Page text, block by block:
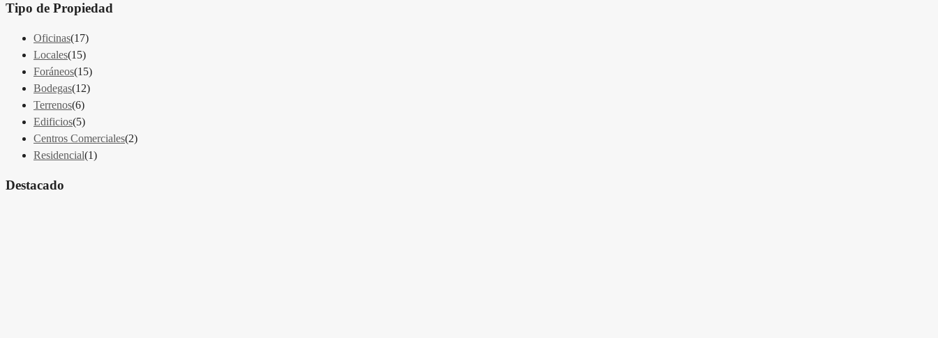
Tipo de Propiedad
Oficinas(17)
Locales(15)
Foráneos(15)
Bodegas(12)
Terrenos(6)
Edificios(5)
Centros Comerciales(2)
Residencial(1)
Destacado